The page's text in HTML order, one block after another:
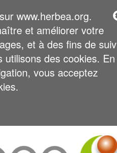
www.herbea.org.
et améliorer votre
et à des fins de
des cookies. En
vous acceptez